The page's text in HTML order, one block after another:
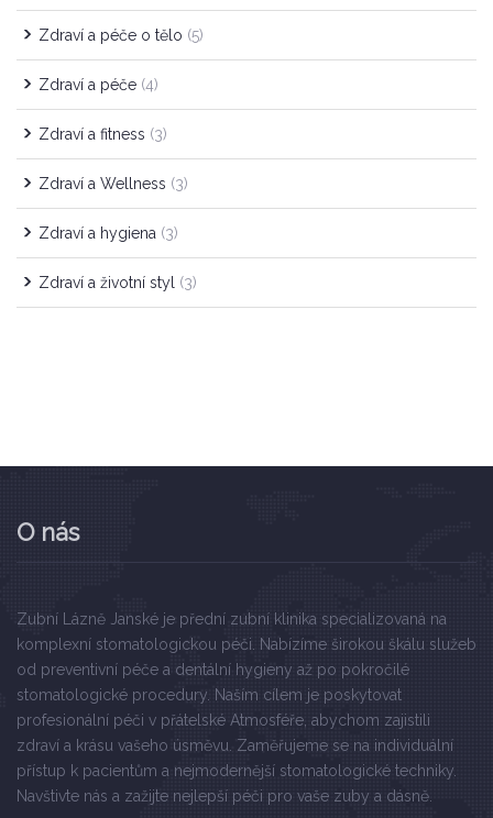
Zdraví a péče o tělo (5)
Zdraví a péče (4)
Zdraví a fitness (3)
Zdraví a Wellness (3)
Zdraví a hygiena (3)
Zdraví a životní styl (3)
O nás
Zubní Lázně Janské je přední zubní klinika specializovaná na
komplexní stomatologickou péči. Nabízíme širokou škálu služeb
od preventivní péče a dentální hygieny až po pokročilé
stomatologické procedury. Naším cílem je poskytovat
profesionální péči v přátelské Atmosféře, abychom zajistili
zdraví a krásu vašeho úsměvu. Zaměřujeme se na individuální
přístup k pacientům a nejmodernější stomatologické techniky.
Navštivte nás a zažijte nejlepší péči pro vaše zuby a dásně.